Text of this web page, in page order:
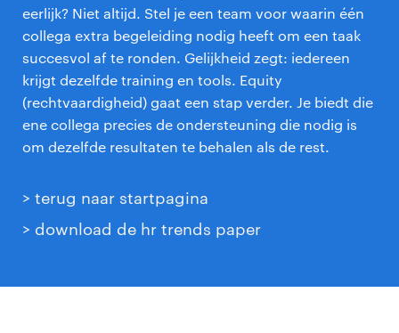
over randstad
eerlijk? Niet altijd. Stel je een team voor waarin één
collega extra begeleiding nodig heeft om een taak
succesvol af te ronden. Gelijkheid zegt: iedereen
krijgt dezelfde training en tools. Equity
(rechtvaardigheid) gaat een stap verder. Je biedt die
ene collega precies de ondersteuning die nodig is
om dezelfde resultaten te behalen als de rest.
> terug naar startpagina
> download de hr trends paper